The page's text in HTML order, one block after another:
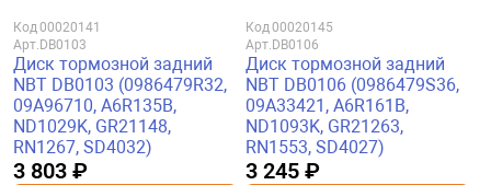
Код00020141
Арт. DB0103
Диск тормозной задний
NBT DB0103 (0986479R32,
09A96710, A6R135B,
ND1029K, GR21148,
RN1267, SD4032)
3 803 ₽
Код00020145
Арт. DB0106
Диск тормозной задний
NBT DB0106 (0986479S36,
09A33421, A6R161B,
ND1093K, GR21263,
RN1553, SD4027)
3 245 ₽